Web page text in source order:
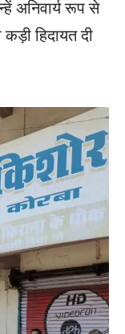
अनिवार्य रूप से
हिदायत दी